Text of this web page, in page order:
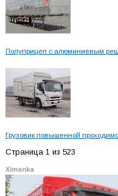
Полуприцеп с алюминиевым
Грузовик повышенной
Страница 1 из 523
Ximanka